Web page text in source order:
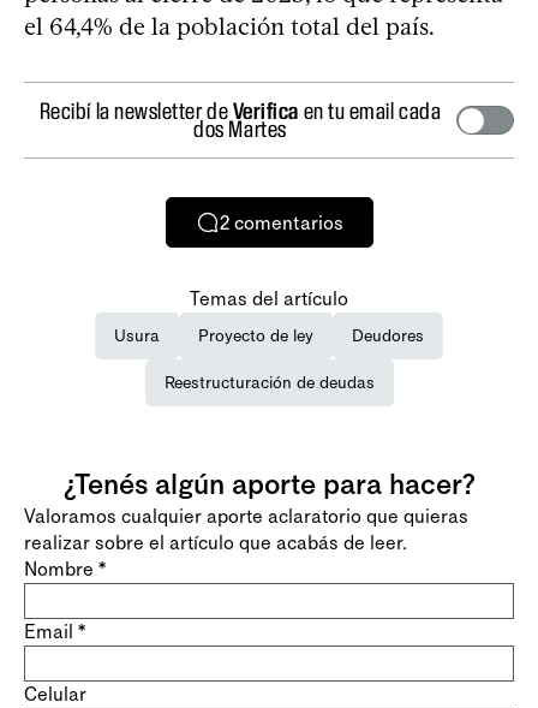
el 64,4% de la población total del país.
Recibí la newsletter deVerifica en tu email cada
dos Martes
2 comentarios
Temas del artículo
Usura Proyecto de ley Deudores
Reestructuración de deudas
¿Tenés algún aporte para hacer?
Valoramos cualquier aporte aclaratorio que quieras
realizar sobre el artículo que acabás de leer.
Nombre *
Email *
Celular